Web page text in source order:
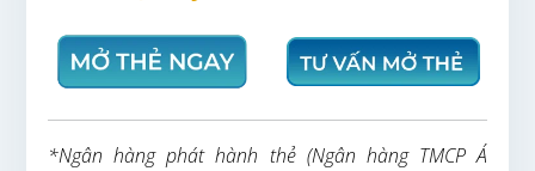
*Ngân hàng phát hành thẻ (Ngân hàng TMCP Á